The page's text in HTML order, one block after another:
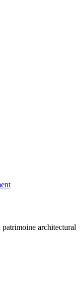
architectural